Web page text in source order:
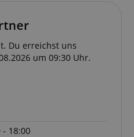
Du erreichst uns
um 09:30 Uhr.
- 18:00